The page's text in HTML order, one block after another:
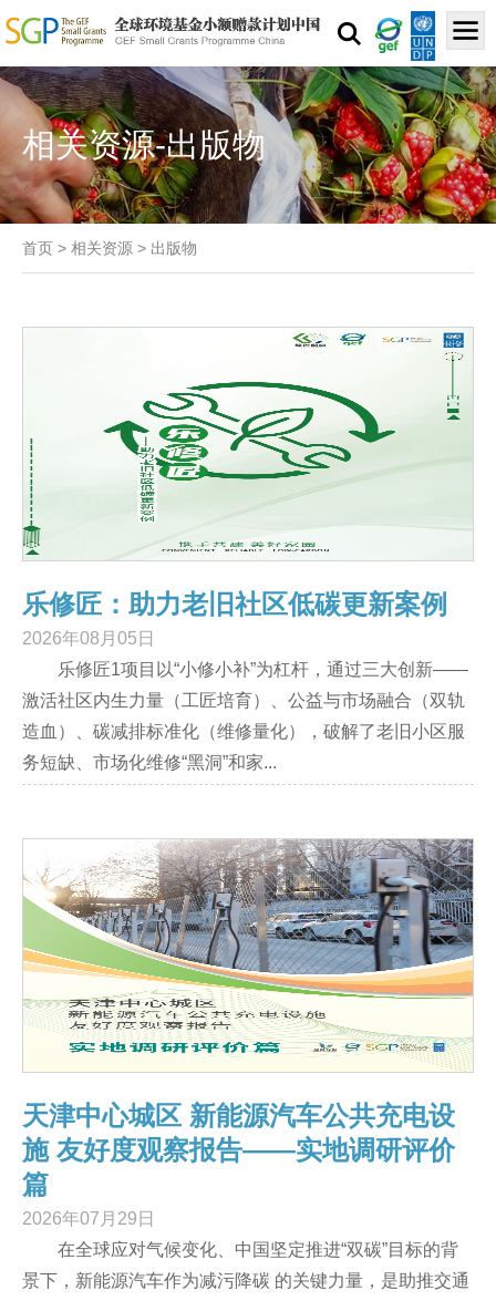
相关资源-出版物
首页 > 相关资源 > 出版物
乐修匠：助力老旧社区低碳更新案例
2026年08月05日
乐修匠1项目以“小修小补”为杠杆，通过三大创新——
激活社区内生力量（工匠培育）、公益与市场融合（双轨
造血）、碳减排标准化（维修量化），破解了老旧小区服
务短缺、市场化维修“黑洞”和家...
天津中心城区 新能源汽车公共充电设
施 友好度观察报告——实地调研评价
篇
2026年07月29日
在全球应对气候变化、中国坚定推进“双碳”目标的背
景下，新能源汽车作为减污降碳 的关键力量，是助推交通